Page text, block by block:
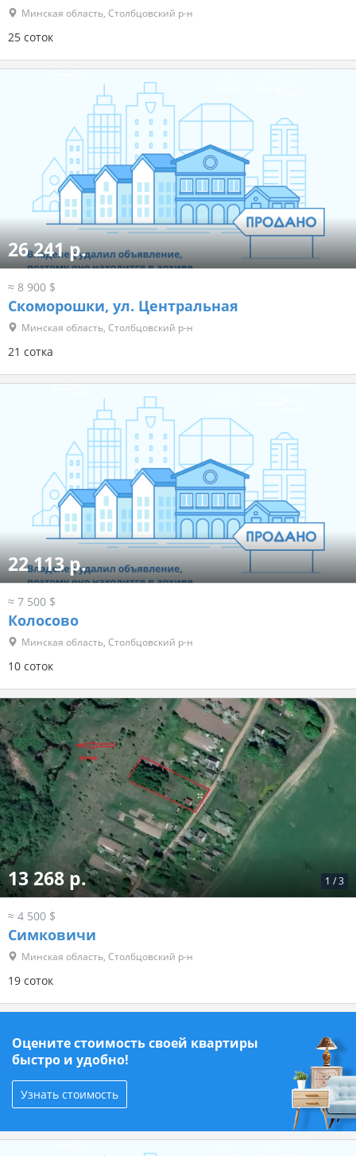
Минская область, Столбцовский р-н
25 соток
26 241 р.
≈ 8 900 $
Скоморошки, ул. Центральная
Минская область, Столбцовский р-н
21 сотка
22 113 р.
≈ 7 500 $
Колосово
Минская область, Столбцовский р-н
10 соток
1 /3
13 268 р.
≈ 4 500 $
Симковичи
Минская область, Столбцовский р-н
19 соток
Оцените стоимость своей квартиры
быстро и удобно!
Узнать стоимость